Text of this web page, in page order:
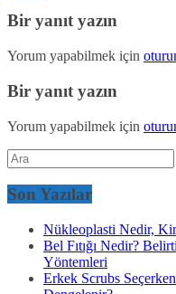
Bir yanıt yazın
Yorum yapabilmek için
Bir yanıt yazın
Yorum yapabilmek için
Son Yazılar
Nükleoplasti Nedir,
Bel Fıtığı Nedir?
Yöntemleri
Erkek Scrubs